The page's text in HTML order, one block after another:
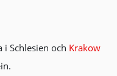
Schlesien och Krakow